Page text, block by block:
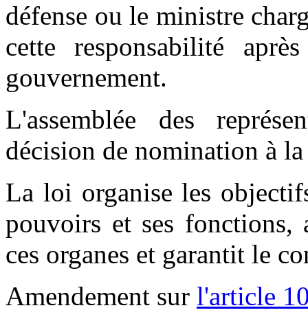
défense ou le ministre
cette responsabilité
gouvernement.
L'assemblée des
décision de nomination à
La loi organise les
pouvoirs et ses fonctions,
ces organes et garantit le
Amendement sur l'article